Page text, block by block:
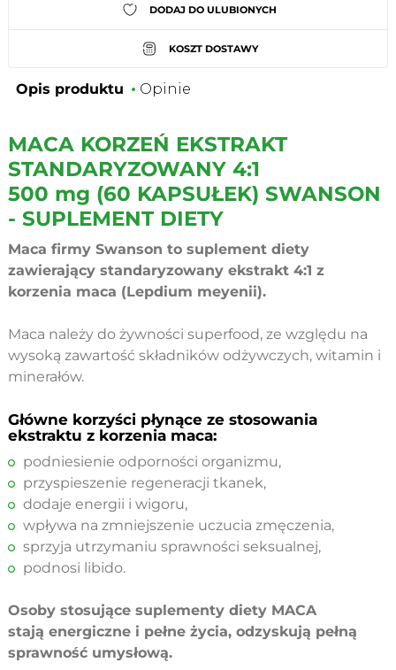
DODAJ DO ULUBIONYCH
KOSZT DOSTAWY
Opis produktu Opinie
MACA KORZEŃ EKSTRAKT
STANDARYZOWANY 4:1
500 mg (60 KAPSUŁEK) SWANSON
- SUPLEMENT DIETY
Maca firmy Swanson to suplement diety
zawierający standaryzowany ekstrakt 4:1 z
korzenia maca (Lepdium meyenii).
Maca należy do żywności superfood, ze względu na
wysoką zawartość składników odżywczych, witamin i
minerałów.
Główne korzyści płynące ze stosowania
ekstraktu z korzenia maca:
podniesienie odporności organizmu,
przyspieszenie regeneracji tkanek,
dodaje energii i wigoru,
wpływa na zmniejszenie uczucia zmęczenia,
sprzyja utrzymaniu sprawności seksualnej,
podnosi libido.
Osoby stosujące suplementy diety MACA
stają energiczne i pełne życia, odzyskują pełną
sprawność umysłową.